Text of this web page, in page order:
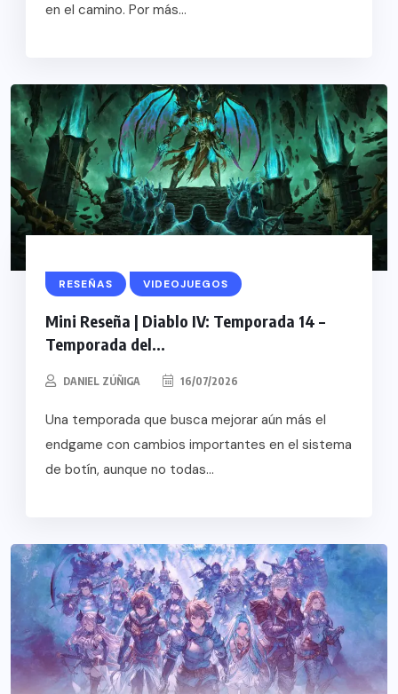
en el camino. Por más...
RESEÑAS VIDEOJUEGOS
Mini Reseña | Diablo IV: Temporada 14 –
Temporada del...
DANIEL ZÚÑIGA 16/07/2026
Una temporada que busca mejorar aún más el
endgame con cambios importantes en el sistema
de botín, aunque no todas...